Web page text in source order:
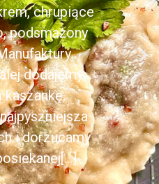
chrupiące
podsmażony
dodajemy
i dorzucamy